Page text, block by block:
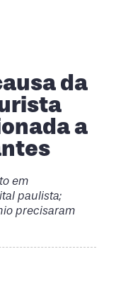
da
a
em
paulista;
precisaram